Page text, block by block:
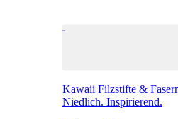
Kawaii Filzstifte &
Niedlich. Inspirierend.